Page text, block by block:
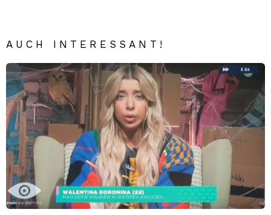
AUCH INTERESSANT!